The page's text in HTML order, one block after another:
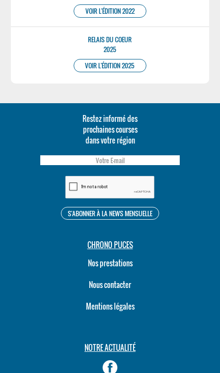
VOIR L'ÉDITION 2022
RELAIS DU COEUR
2025
VOIR L'ÉDITION 2025
Restez informé des
prochaines courses
dans votre région
CHRONO PUCES
Nos prestations
Nous contacter
Mentions légales
NOTRE ACTUALITÉ